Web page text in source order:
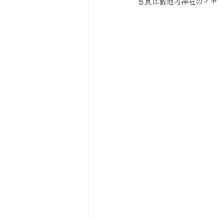
写真は敷地内神社のイ